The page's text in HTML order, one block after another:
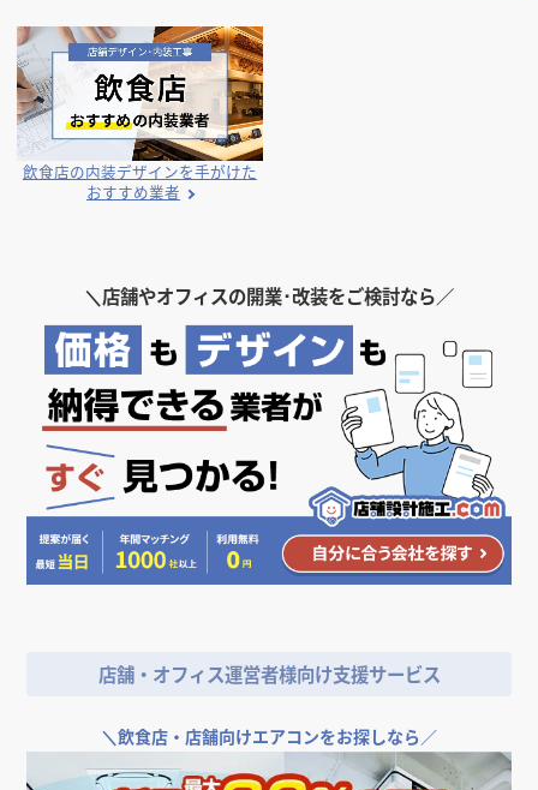
どうぞよろしくお願いいたします。
N-Town株式会社
守谷 尚晃
飲食店の内装デザインを手がけた
おすすめ業者
＼店舗やオフィスの開業･改装をご検討なら／
店舗・オフィス運営者様向け支援サービス
＼飲食店・店舗向けエアコンをお探しなら／